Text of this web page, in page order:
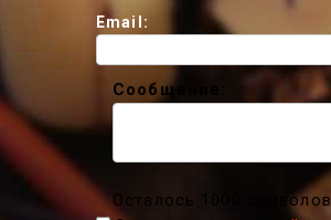
Email:
Сообщение:
Осталось 1000 символов